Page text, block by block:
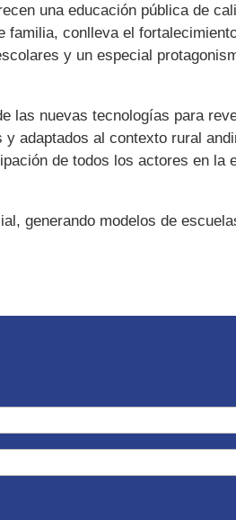
una educación pública de
conlleva el
y un especial
las nuevas tecnologías para
adaptados al contexto rural
de todos los actores en la
generando modelos de